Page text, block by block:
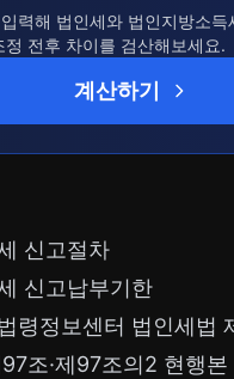
력해 법인세와 법인지방소득
정 전후 차이를 검산해보세요.
계산하기
신고절차
신고납부기한
령정보센터 법인세법
조·제97조의2 현행본